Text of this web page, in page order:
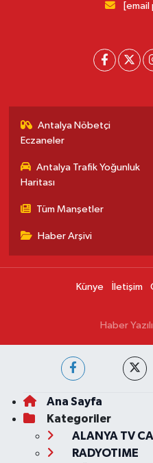
Antalya Nöbetçi
Eczaneler
Antalya Trafik Yoğunluk
Haritası
Tüm Manşetler
Haber Arşivi
Künye İletişim
Haber
Ana Sayfa
Kategoriler
ALANYA TV
RADYOTIME